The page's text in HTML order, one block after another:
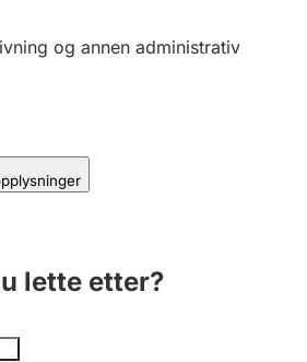
og annen administrativ
lette etter?